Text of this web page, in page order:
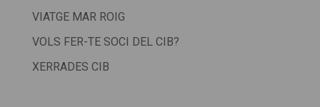
VIATGE MAR ROIG
VOLS FER-TE SOCI DEL CIB?
XERRADES CIB